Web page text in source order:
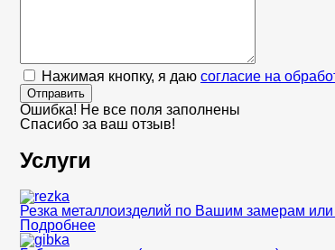
Нажимая кнопку, я даю согласие на
Отправить
Ошибка! Не все поля заполнены
Спасибо за ваш отзыв!
Услуги
Резка металлоизделий по Вашим замерам
Подробнее